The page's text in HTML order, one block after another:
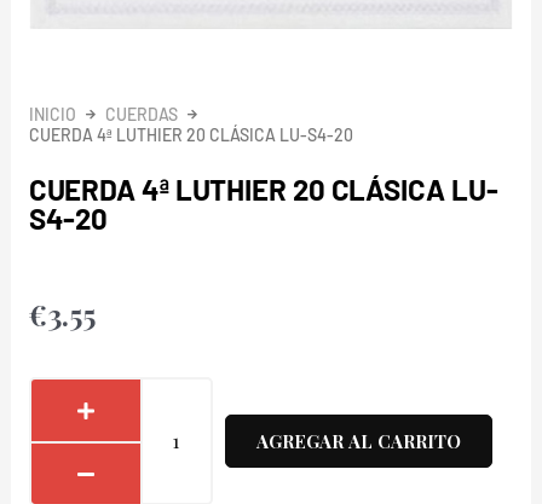
INICIO
CUERDAS
CUERDA 4ª LUTHIER 20 CLÁSICA LU-S4-20
CUERDA 4ª LUTHIER 20 CLÁSICA LU-
S4-20
€3.55
AGREGAR AL CARRITO